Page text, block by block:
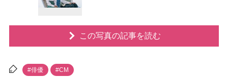
この写真の記事を読む
#俳優 #CM